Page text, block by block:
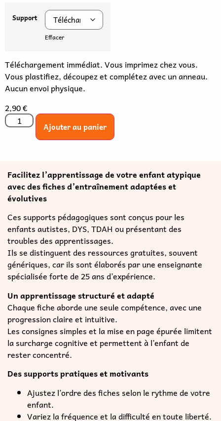
Support
Effacer
Téléchargement immédiat. Vous imprimez chez vous.
Vous plastifiez, découpez et complétez avec un anneau.
Aucun envoi physique.
2,90€
Ajouter au panier
Facilitez l’apprentissage de votre enfant atypique
avec des fiches d’entraînement adaptées et
évolutives
Ces supports pédagogiques sont conçus pour les
enfants autistes, DYS, TDAH ou présentant des
troubles des apprentissages.
Ils se distinguent des ressources gratuites, souvent
génériques, car ils sont élaborés par une enseignante
spécialisée forte de 25 ans d’expérience.
Un apprentissage structuré et adapté
Chaque fiche aborde une seule compétence, avec une
progression claire et intuitive.
Les consignes simples et la mise en page épurée limitent
la surcharge cognitive et permettent à l’enfant de
rester concentré.
Des supports pratiques et motivants
Ajustez l’ordre des fiches selon le rythme de votre
enfant.
Variez la fréquence et la difficulté en toute liberté.